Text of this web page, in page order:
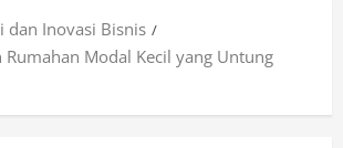
dan Inovasi Bisnis
Rumahan Modal Kecil yang Untung